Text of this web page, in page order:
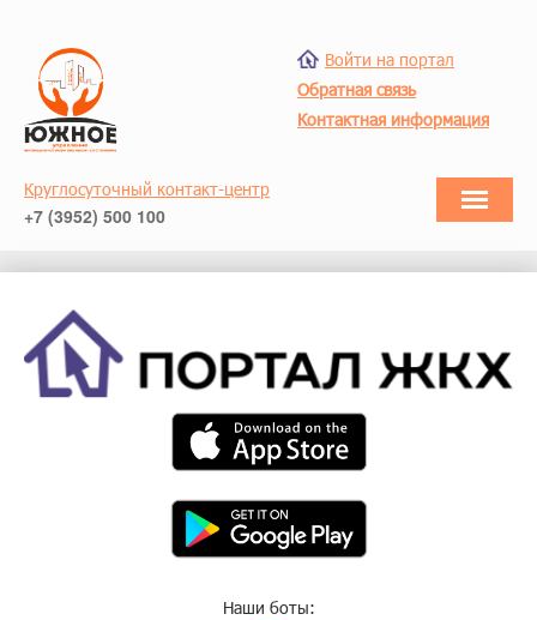
Войти на портал
Обратная связь
Контактная информация
Круглосуточный контакт-центр
+7 (3952) 500 100
Наши боты: